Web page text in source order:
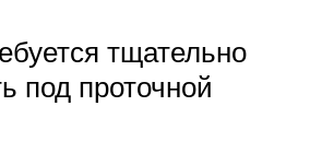
тщательно
под проточной